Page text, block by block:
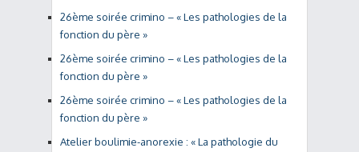
26ème soirée crimino – « Les pathologies de la
fonction du père »
26ème soirée crimino – « Les pathologies de la
fonction du père »
26ème soirée crimino – « Les pathologies de la
fonction du père »
Atelier boulimie-anorexie : « La pathologie du